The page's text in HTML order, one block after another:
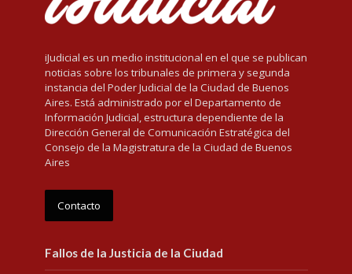
iJudicial es un medio institucional en el que se publican
noticias sobre los tribunales de primera y segunda
instancia del Poder Judicial de la Ciudad de Buenos
Aires. Está administrado por el Departamento de
Información Judicial, estructura dependiente de la
Dirección General de Comunicación Estratégica del
Consejo de la Magistratura de la Ciudad de Buenos
Aires
Contacto
Fallos de la Justicia de la Ciudad